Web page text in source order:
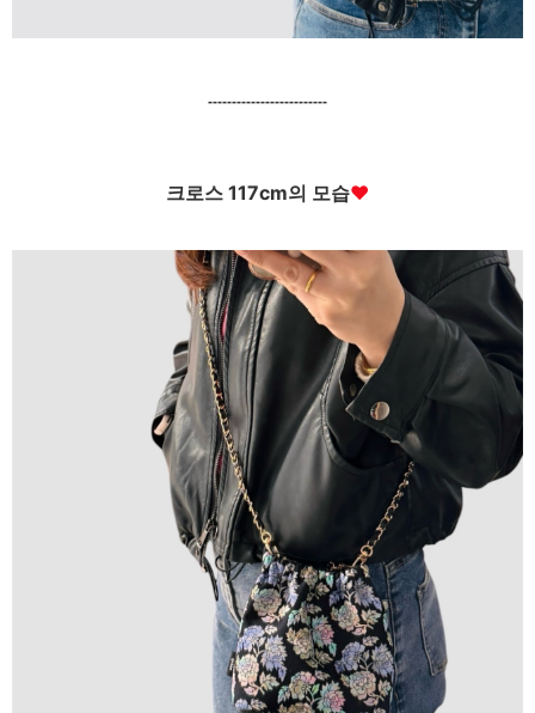
-------------------------
크로스 117cm의 모습♥